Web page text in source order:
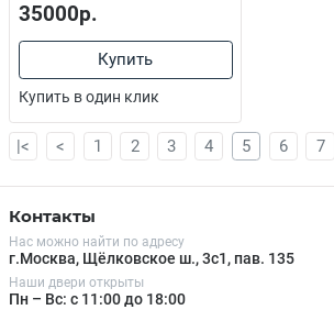
35000р.
Купить
Купить в один клик
|< < 1 2 3 4 5 6 7
Контакты
Нас можно найти по адресу
г.Москва, Щёлковское ш., 3с1, пав. 135
Наши двери открыты
Пн – Вс: с 11:00 до 18:00